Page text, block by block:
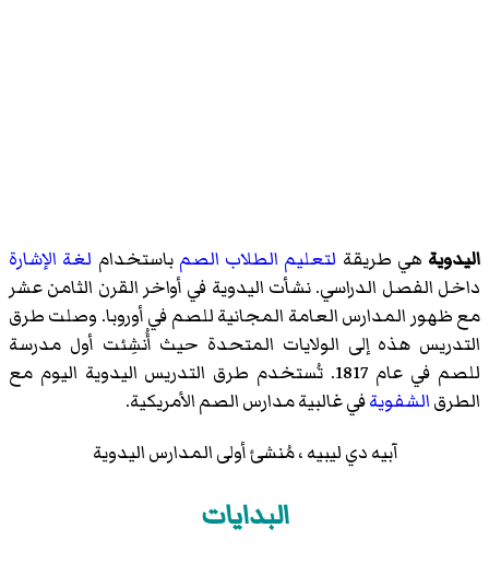
اليدوية هي طريقة لتعليم الطلاب الصم باستخدام لغة الإشارة
داخل الفصل الدراسي. نشأت اليدوية في أواخر القرن الثامن عشر
مع ظهور المدارس العامة المجانية للصم في أوروبا. وصلت طرق
التدريس هذه إلى الولايات المتحدة حيث أُنشِئت أول مدرسة
للصم في عام 1817. تُستخدم طرق التدريس اليدوية اليوم مع
الطرقالشفويةفي غالبية مدارس الصم الأمريكية.
آبيه دي ليبيه، مُنشئ أولى المدارس اليدوية
البدايات